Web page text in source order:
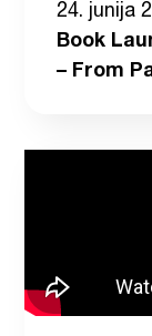
24. junija
Book
– From